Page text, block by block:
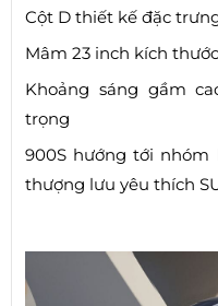
Cột D thiết kế đặc
Mâm 23 inch kích
Khoảng sáng gầm
trọng
900S hướng tới nhóm
thượng lưu yêu thích